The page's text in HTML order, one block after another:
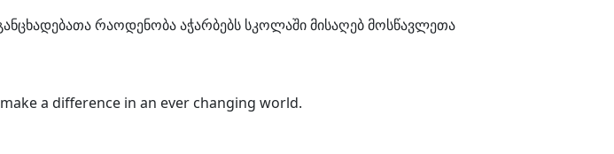
რაოდენობა აჭარბებს სკოლაში მისაღებ მოსწავლეთა
a difference in an ever changing world.